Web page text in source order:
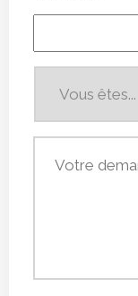
êtes...
*
demande *